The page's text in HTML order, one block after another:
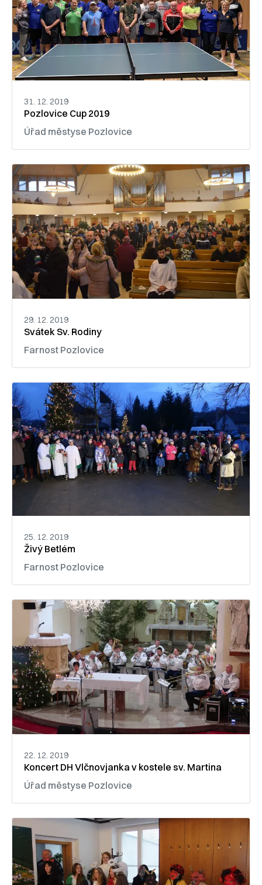
31. 12. 2019
Pozlovice Cup 2019
Úřad městyse Pozlovice
29. 12. 2019
Svátek Sv. Rodiny
Farnost Pozlovice
25. 12. 2019
Živý Betlém
Farnost Pozlovice
22. 12. 2019
Koncert DH Vlčnovjanka v kostele sv. Martina
Úřad městyse Pozlovice